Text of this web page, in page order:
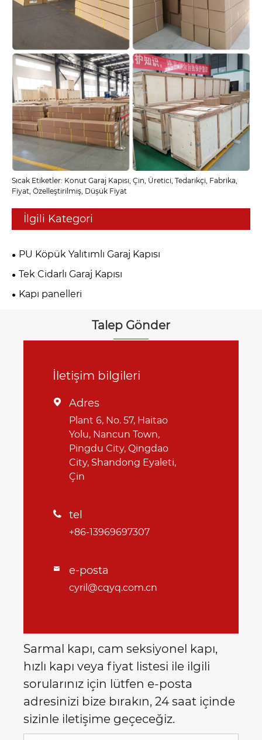
Sıcak Etiketler: Konut Garaj Kapısı, Çin, Üretici, Tedarikçi, Fabrika,
Fiyat, Özelleştirilmiş, Düşük Fiyat
İlgili Kategori
PU Köpük Yalıtımlı Garaj Kapısı
Tek Cidarlı Garaj Kapısı
Kapı panelleri
Talep Gönder
İletişim bilgileri
 Adres
Plant 6, No. 57, Haitao
Yolu, Nancun Town,
Pingdu City, Qingdao
City, Shandong Eyaleti,
Çin
 tel
+86-13969697307
 e-posta
cyril@cqyq.com.cn
Sarmal kapı, cam seksiyonel kapı,
hızlı kapı veya fiyat listesi ile ilgili
sorularınız için lütfen e-posta
adresinizi bize bırakın, 24 saat içinde
sizinle iletişime geçeceğiz.